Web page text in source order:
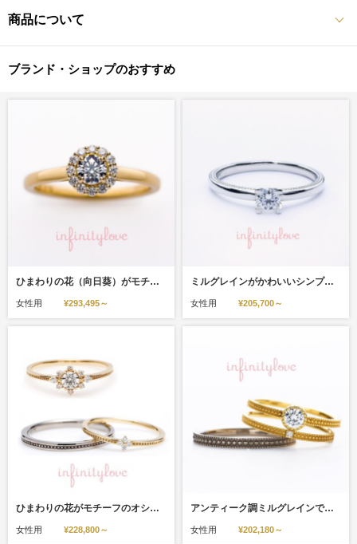
商品について
ブランド・ショップのおすすめ
ひまわりの花（向日葵）がモチーフのオシャレでかわいい婚約指輪 Sunflower（日・サンフラワー）
女性用 ¥293,495～
ミルグレインがかわいいシンプルなオシャレ婚約指輪 Hope 希 ホープ
女性用 ¥205,700～
ひまわりの花がモチーフのオシャレでかわいい婚約指輪 sunny サニー 葵
女性用 ¥228,800～
アンティーク調ミルグレインでザインがオシャレGrain グレイン 粒
女性用 ¥202,180～